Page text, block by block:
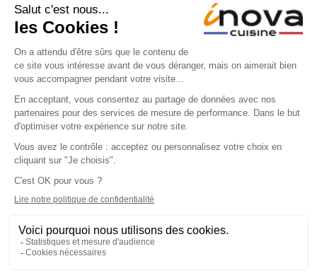
Les Offres Privilèges
04 juin 2026